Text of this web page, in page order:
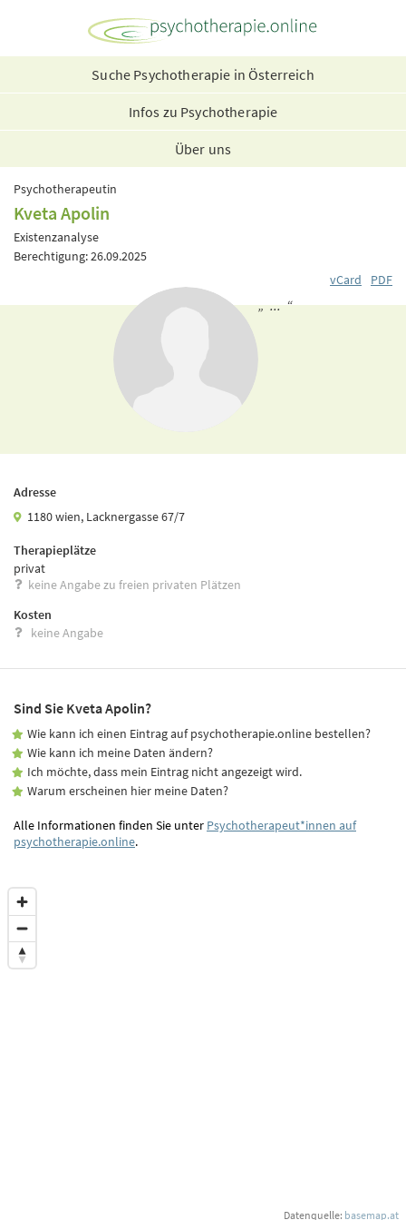
Suche Psychotherapie in Österreich
Infos zu Psychotherapie
Über uns
Psychotherapeutin
Kveta Apolin
Existenzanalyse
Berechtigung: 26.09.2025
vCard
PDF
„ ... “
Adresse
1180 wien, Lacknergasse 67/7
Therapieplätze
privat
keine Angabe zu freien privaten Plätzen
Kosten
keine Angabe
Sind Sie Kveta Apolin?
Wie kann ich einen Eintrag auf psychotherapie.online bestellen?
Wie kann ich meine Daten ändern?
Ich möchte, dass mein Eintrag nicht angezeigt wird.
Warum erscheinen hier meine Daten?
Alle Informationen finden Sie unter Psychotherapeut*innen auf
psychotherapie.online.
Datenquelle: basemap.at